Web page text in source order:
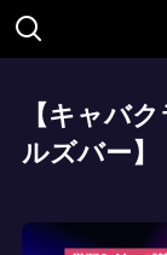
【キャバ
ルズバー】